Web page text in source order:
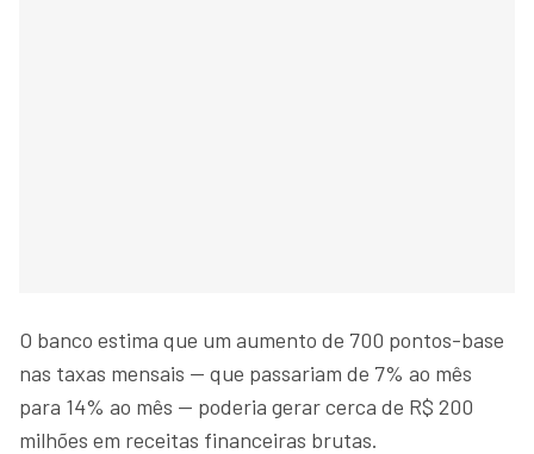
O banco estima que um aumento de 700 pontos-base
nas taxas mensais — que passariam de 7% ao mês
para 14% ao mês — poderia gerar cerca de R$ 200
milhões em receitas financeiras brutas.